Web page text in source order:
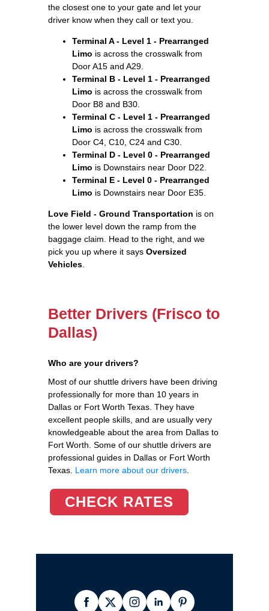
the closest one to your gate and let your
driver know when they call or text you.
Terminal A - Level 1 - Prearranged
Limo is across the crosswalk from
Door A15 and A29.
Terminal B - Level 1 - Prearranged
Limo is across the crosswalk from
Door B8 and B30.
Terminal C - Level 1 - Prearranged
Limo is across the crosswalk from
Door C4, C10, C24 and C30.
Terminal D - Level 0 - Prearranged
Limo is Downstairs near Door D22.
Terminal E - Level 0 - Prearranged
Limo is Downstairs near Door E35.
Love Field - Ground Transportation is on
the lower level down the ramp from the
baggage claim. Head to the right, and we
pick you up where it says Oversized
Vehicles
Better Drivers (Frisco to
Dallas)
Who are your drivers?
Most of our shuttle drivers have been driving
professionally for more than 10 years in
Dallas or Fort Worth Texas. They have
excellent people skills, and are usually very
knowledgeable about the area from Dallas to
Fort Worth. Some of our shuttle drivers are
professional guides in Dallas or Fort Worth
Texas. Learn more about our drivers
CHECK RATES